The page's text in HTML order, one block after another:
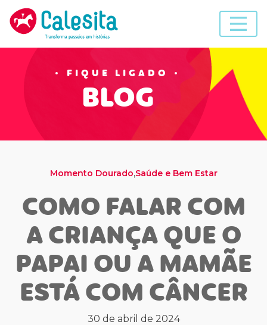
content
FIQUE LIGADO
BLOG
Momento Dourado,Saúde e Bem Estar
COMO FALAR COM
A CRIANÇA QUE O
PAPAI OU A MAMÃE
ESTÁ COM CÂNCER
30 de abril de 2024